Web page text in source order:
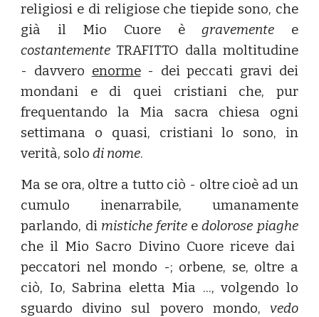
religiosi e di religiose che tiepide sono, che
già il Mio Cuore ègravemente e
costantemente TRAFITTO dalla moltitudine
- davvero enorme- dei peccati gravi dei
mondani e di quei cristiani che, pur
frequentando la Mia sacra chiesa ogni
settimana o quasi, cristiani lo sono, in
verità, solodi nome.
Ma se ora, oltre a tutto ciò - oltre cioè ad un
cumulo inenarrabile, umanamente
parlando, di mistiche ferite edolorose piaghe
che il Mio Sacro Divino Cuore riceve dai
peccatori nel mondo -; orbene, se, oltre a
ciò, Io, Sabrina eletta Mia ..., volgendo lo
sguardo divino sul povero mondo, vedo